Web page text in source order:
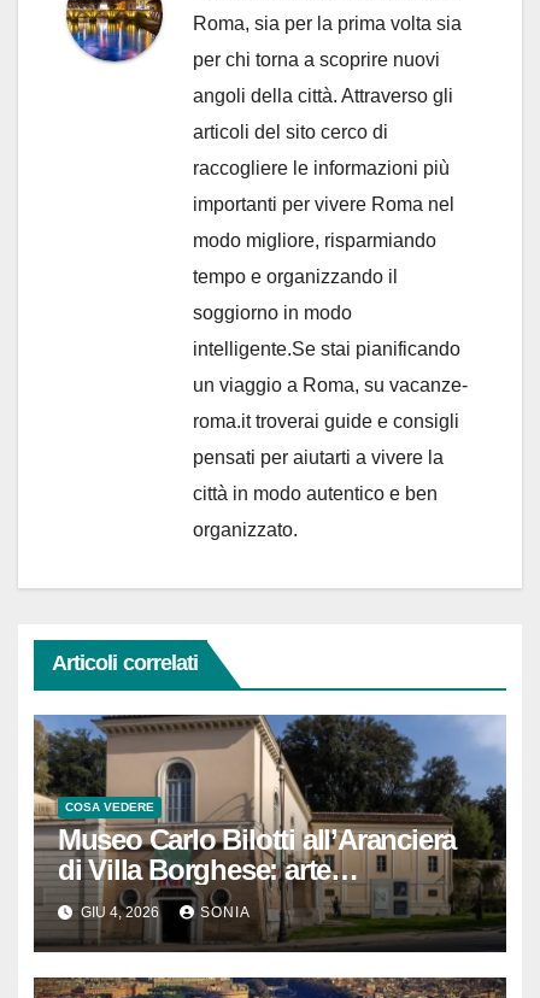
Roma, sia per la prima volta sia
per chi torna a scoprire nuovi
angoli della città. Attraverso gli
articoli del sito cerco di
raccogliere le informazioni più
importanti per vivere Roma nel
modo migliore, risparmiando
tempo e organizzando il
soggiorno in modo
intelligente.Se stai pianificando
un viaggio a Roma, su vacanze-
roma.it troverai guide e consigli
pensati per aiutarti a vivere la
città in modo autentico e ben
organizzato.
Articoli correlati
COSA VEDERE
Museo Carlo Bilotti all’Aranciera
di Villa Borghese: arte
contemporanea, De Chirico e una
Roma più silenziosa da scoprire
GIU 4, 2026 SONIA